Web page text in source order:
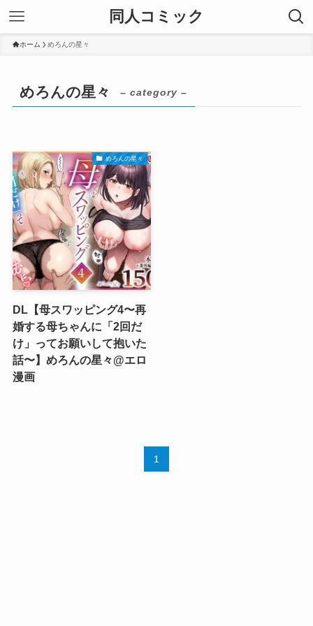
同人コミック
ホーム めろんの星々
めろんの星々 – category –
めろんの星々
DL【母スワッピング4〜再
婚する母ちゃんに「2回だ
け」ってお願いして抱いた
話〜】めろんの星々@エロ
漫画
1